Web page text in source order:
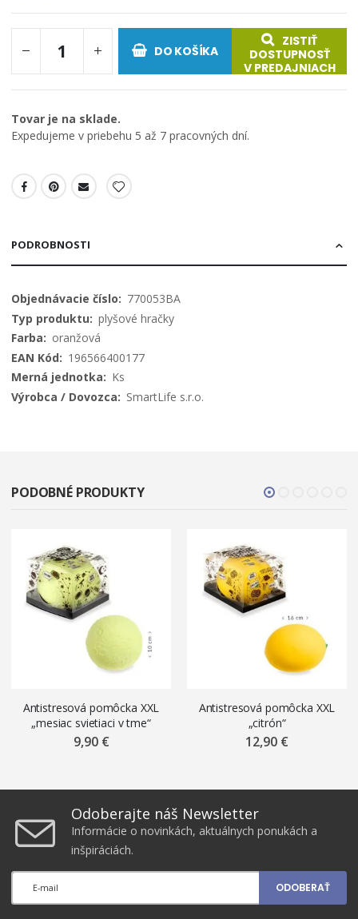
DO KOŠÍKA
ZISTIŤ
DOSTUPNOSŤ
V PREDAJNIACH
Tovar je na sklade.
Expedujeme v priebehu 5 až 7 pracovných dní.
PODROBNOSTI
Viac
informácií
770053BA
plyšové hračky
oranžová
196566400177
Ks
SmartLife s.r.o.
PODOBNÉ PRODUKTY
Antistresová pomôcka XXL
„mesiac svietiaci v tme“
9,90 €
Antistresová pomôcka XXL
„citrón“
12,90 €
Odoberajte náš Newsletter
Informácie o novinkách, aktuálnych ponukách a
inšpiráciách.
ODOBERAŤ